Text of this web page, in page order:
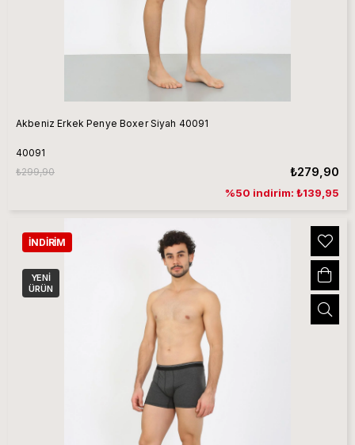
Akbeniz Erkek Penye Boxer Siyah 40091
40091
₺279,90
₺299,90
%50 indirim: ₺139,95
İNDIRIM
YENI
ÜRÜN